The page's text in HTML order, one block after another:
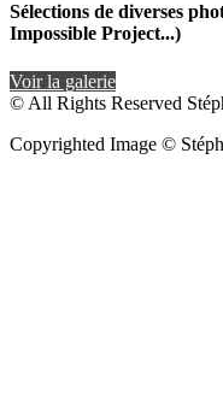
Sélections de diverses
Impossible Project...)
Voir la galerie
© All Rights Reserved
Copyrighted Image ©